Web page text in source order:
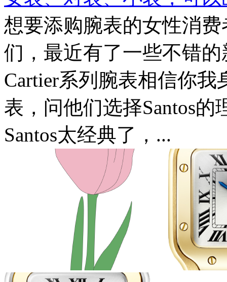
想要添购腕表的女性消
们，最近有了一些不错的
Cartier系列腕表相信你我
表，问他们选择Santos
Santos太经典了，...